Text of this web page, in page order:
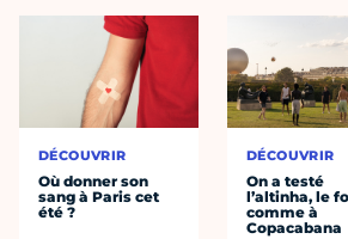
DÉCOUVRIR
Où donner son
sang à Paris cet
été ?
DÉCOUVRIR
On a testé
l’altinha, le
comme à
Copacabana